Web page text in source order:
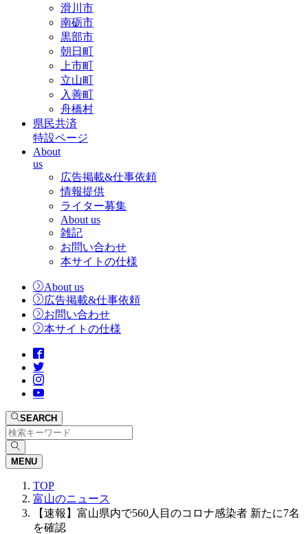
滑川市
南砺市
黒部市
朝日町
上市町
立山町
入善町
舟橋村
県民共済
特設ページ
About
us
広告掲載&仕事依頼
情報提供
ライター募集
About us
雑記
お問い合わせ
本サイトの仕様
About us
広告掲載&仕事依頼
お問い合わせ
本サイトの仕様
SEARCH
MENU
TOP
富山のニュース
【速報】富山県内で560人目のコロナ感染者 新たに7名
を確認